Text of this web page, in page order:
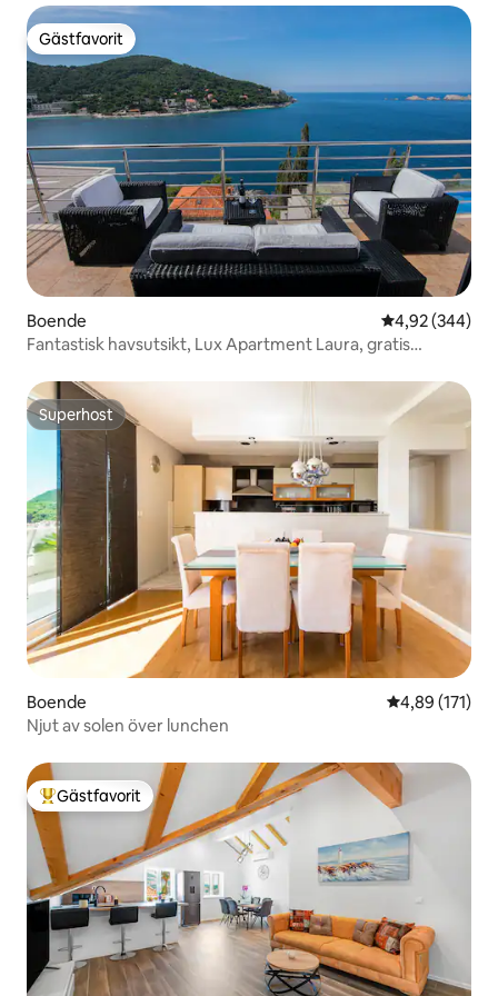
Gästfavorit
Gästfavorit
Boende 4,92 av 5 i
4,92 (344)
Fantastisk havsutsikt, Lux Apartment Laura, gratis
Superhost
Superhost
Boende 4,89 av 5 i
4,89 (171)
Njut av solen över lunchen
Populär gästfavorit
Gästfavorit